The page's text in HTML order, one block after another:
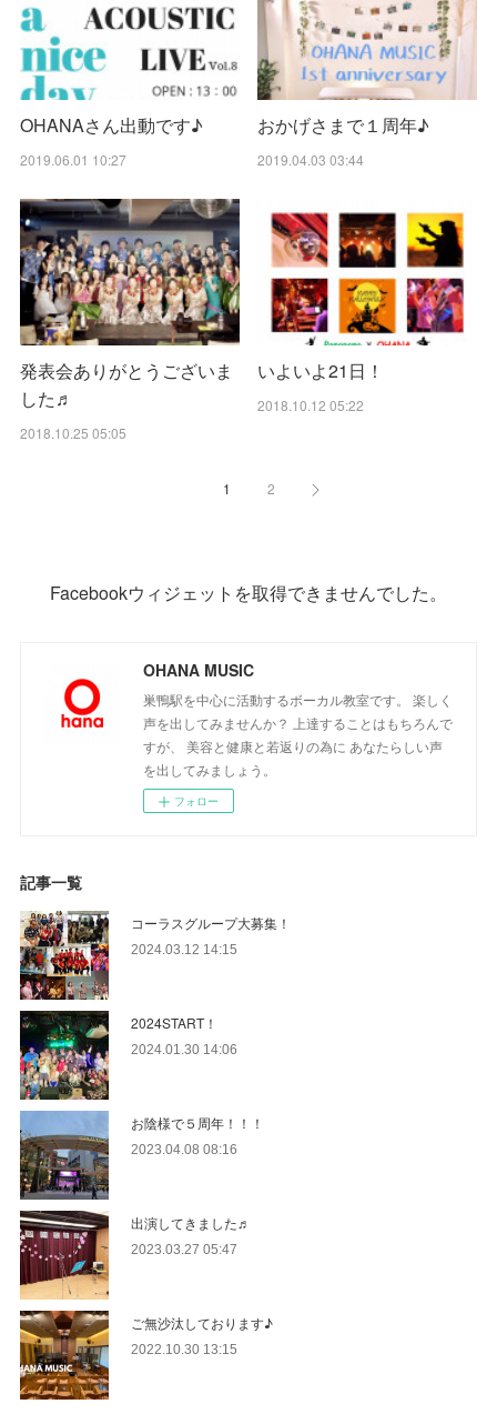
OHANAさん出動です♪
2019.06.01 10:27
おかげさまで１周年♪
2019.04.03 03:44
発表会ありがとうございま
した♬
2018.10.25 05:05
いよいよ21日！
2018.10.12 05:22
1 2
Facebookウィジェットを取得できませんでした。
OHANA MUSIC
巣鴨駅を中心に活動するボーカル教室です。 楽しく
声を出してみませんか？ 上達することはもちろんで
すが、 美容と健康と若返りの為に あなたらしい声
を出してみましょう。
フォロー
記事一覧
コーラスグループ大募集！
2024.03.12 14:15
2024START！
2024.01.30 14:06
お陰様で５周年！！！
2023.04.08 08:16
出演してきました♬
2023.03.27 05:47
ご無沙汰しております♪
2022.10.30 13:15